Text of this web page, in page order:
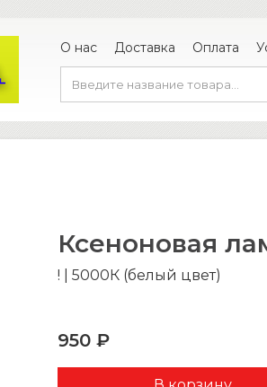
О нас Доставка Оплата
Ксеноновая
! | 5000К (белый цвет)
950 ₽